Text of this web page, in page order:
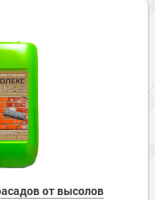
от высолов